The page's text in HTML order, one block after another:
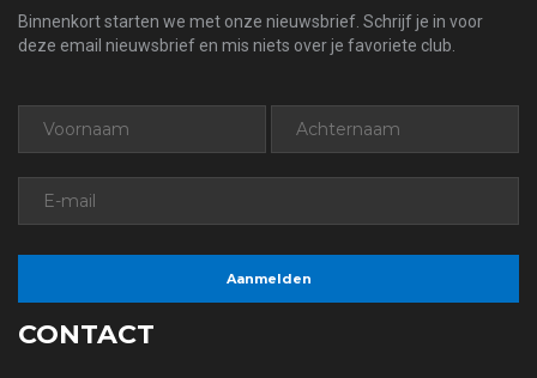
Binnenkort starten we met onze nieuwsbrief. Schrijf je in voor
deze email nieuwsbrief en mis niets over je favoriete club.
CONTACT